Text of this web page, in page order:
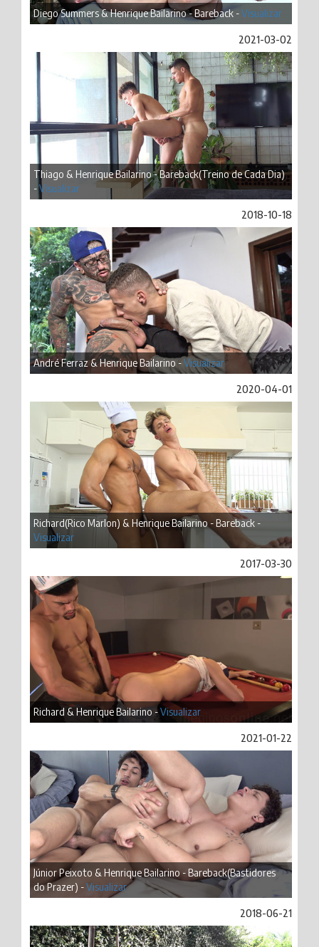
Diego Summers & Henrique Bailarino - Bareback -Visualizar
2021-03-02
Thiago & Henrique Bailarino - Bareback(Treino de Cada Dia)
-Visualizar
2018-10-18
André Ferraz & Henrique Bailarino -Visualizar
2020-04-01
Richard(Rico Marlon) & Henrique Bailarino - Bareback -
Visualizar
2017-03-30
Richard & Henrique Bailarino -Visualizar
2021-01-22
Júnior Peixoto & Henrique Bailarino - Bareback(Bastidores
do Prazer) -Visualizar
2018-06-21